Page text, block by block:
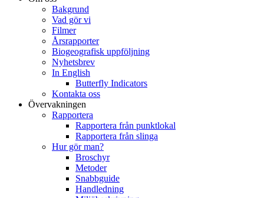
Bakgrund
Vad gör vi
Filmer
Årsrapporter
Biogeografisk uppföljning
Nyhetsbrev
In English
Butterfly Indicators
Kontakta oss
Övervakningen
Rapportera
Rapportera från punktlokal
Rapportera från slinga
Hur gör man?
Broschyr
Metoder
Snabbguide
Handledning